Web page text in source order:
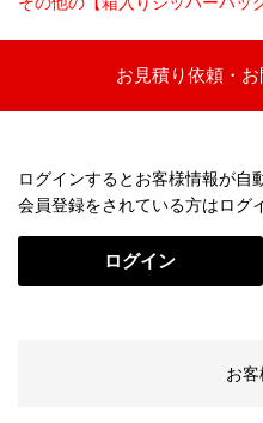
お見積り依頼・
ログインするとお客様情報が自
会員登録をされている方はログ
ログイン
お